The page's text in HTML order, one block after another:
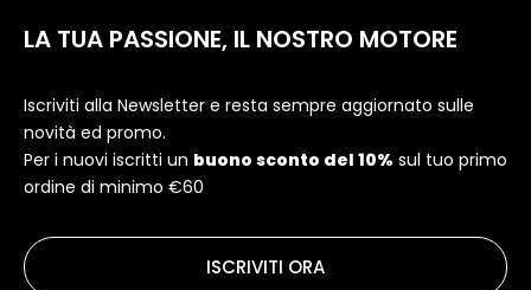
LA TUA PASSIONE, IL NOSTRO MOTORE
Iscriviti alla Newsletter e resta sempre aggiornato sulle
novità ed promo.
Per i nuovi iscritti un buono sconto del 10% sul tuo primo
ordine di minimo €60
ISCRIVITI ORA